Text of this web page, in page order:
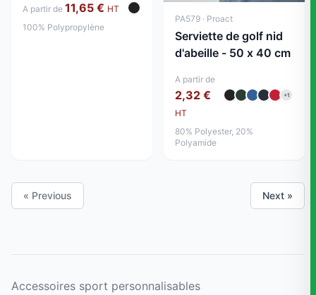
A partir de 11,65 € HT
100% Polypropylène
PA579 · Proact
Serviette de golf nid
d'abeille - 50 x 40 cm
A partir de
2,32 €
HT
+1
80% Polyester, 20%
Polyamide
« Previous Next »
Accessoires sport personnalisables